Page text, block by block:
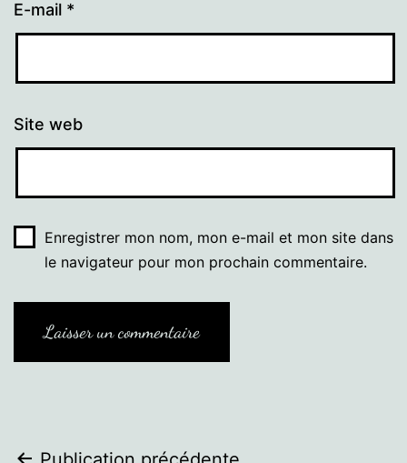
E-mail *
Site web
Enregistrer mon nom, mon e-mail et mon site dans
le navigateur pour mon prochain commentaire.